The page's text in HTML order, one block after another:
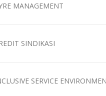
MANAGEMENT
SINDIKASI
SERVICE